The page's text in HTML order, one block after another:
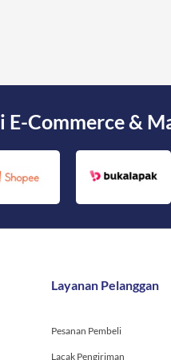
E-Commerce &
Layanan Pelanggan
Pesanan Pembeli
Lacak Pengiriman